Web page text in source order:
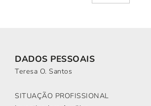
DADOS PESSOAIS
Teresa O. Santos
SITUAÇÃO PROFISSIONAL